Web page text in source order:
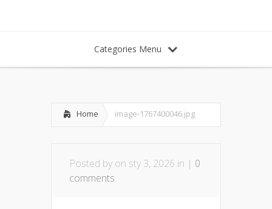
Categories Menu
Home image-1767400046.jpg
Posted by on sty 3, 2026 in | 0
comments